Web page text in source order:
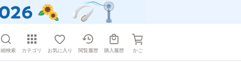
細検索 カテゴリ お気に入り 閲覧履歴 購入履歴 かご